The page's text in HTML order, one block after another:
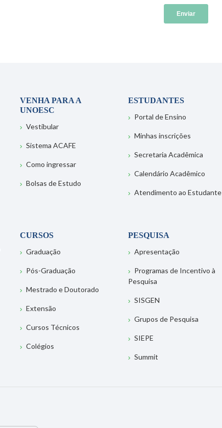
VENHA PARA A
UNOESC
Vestibular
Sistema ACAFE
Como ingressar
Bolsas de Estudo
ESTUDANTES
Portal de Ensino
Minhas inscrições
Secretaria Acadêmica
Calendário Acadêmico
Atendimento ao Estudante
CURSOS
Graduação
Pós-Graduação
Mestrado e Doutorado
Extensão
Cursos Técnicos
Colégios
PESQUISA
Apresentação
Programas de Incentivo à
Pesquisa
SISGEN
Grupos de Pesquisa
SIEPE
Summit